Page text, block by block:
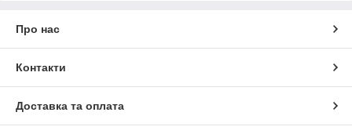
Про нас
Контакти
Доставка та оплата